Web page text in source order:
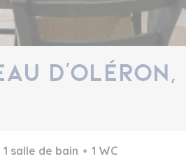
1 salle de bain 1 WC